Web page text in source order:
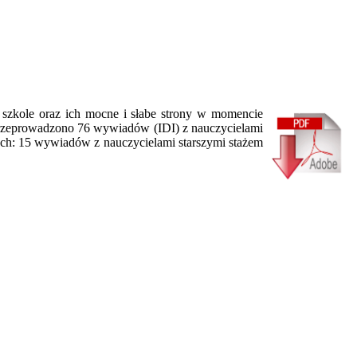
oraz ich mocne i słabe strony w momencie
76 wywiadów (IDI) z nauczycielami
15 wywiadów z nauczycielami starszymi stażem